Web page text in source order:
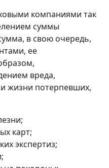
компаниями так
суммы
в свою очередь,
ее
вреда,
жизни потерпевших,
карт;
экспертиз;